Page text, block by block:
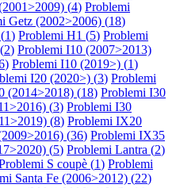
(4) Problemi
Getz (2002>2006) (18)
1) Problemi H1 (5) Problemi
2) Problemi I10 (2007>2013)
) Problemi I10 (2019>) (1)
I20 (2020>) (3) Problemi
(2014>2018) (18) Problemi I30
(3) Problemi I30
(8) Problemi IX20
(36) Problemi IX35
(5) Problemi Lantra (2)
S coupè (1) Problemi
Santa Fe (2006>2012) (22)